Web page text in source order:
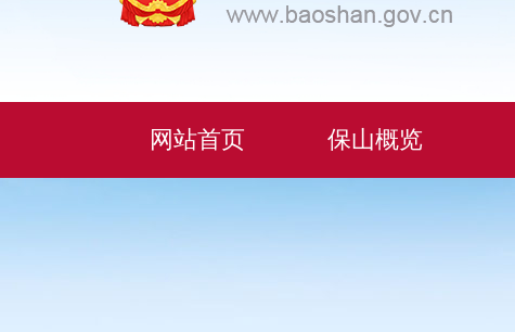
网站首页 保山概览